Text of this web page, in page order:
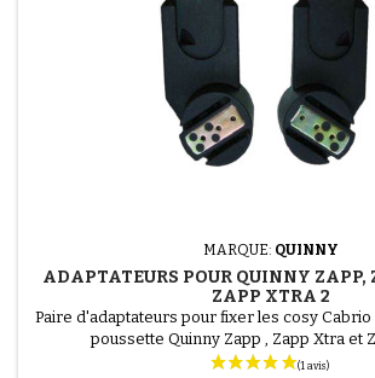
MARQUE: QUINNY
ADAPTATEURS POUR QUINNY ZAPP,
ZAPP XTRA 2
Paire d'adaptateurs pour fixer les cosy Cabrio
poussette Quinny Zapp , Zapp Xtra et